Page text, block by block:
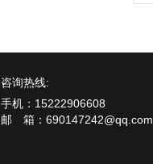
咨询热线:
手机：15222906608
邮 箱：690147242@qq.com